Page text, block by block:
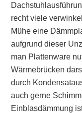
recht viele
Mühe eine
aufgrund dieser
man Plattenware
Wärmebrücken
durch
auch gerne
Einblasdämmung